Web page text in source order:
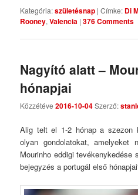
Kategória:születésnap |Címke: Di
Rooney,Valencia |376 Comments
Nagyító alatt –
hónapjai
Közzétéve2016-10-04Szerző:
Alig telt el 1-2 hónap a
olyan gondolatokat, amelyeket
Mourinho eddigi
bejegyzés a portugál első